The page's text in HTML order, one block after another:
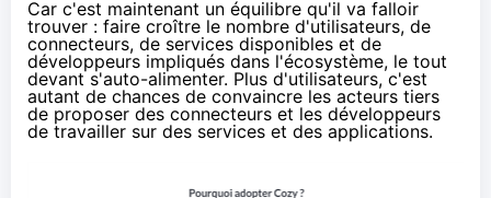
Car c'est maintenant un équilibre qu'il va falloir
trouver : faire croître le nombre d'utilisateurs, de
connecteurs, de services disponibles et de
développeurs impliqués dans l'écosystème, le tout
devant s'auto-alimenter. Plus d'utilisateurs, c'est
autant de chances de convaincre les acteurs tiers
de proposer des connecteurs et les développeurs
de travailler sur des services et des applications.